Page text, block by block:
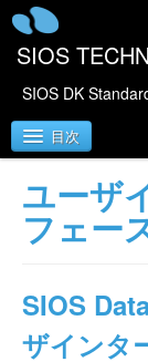
SIOS
SIOS DK
目次
SIOS
ーション
ユーザ
フェー
SIOS
ザインタ